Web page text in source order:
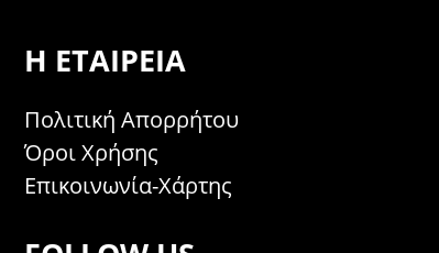
Η ΕΤΑΙΡΕΊΑ
Πολιτική Απορρήτου
Όροι Χρήσης
Επικοινωνία-Χάρτης